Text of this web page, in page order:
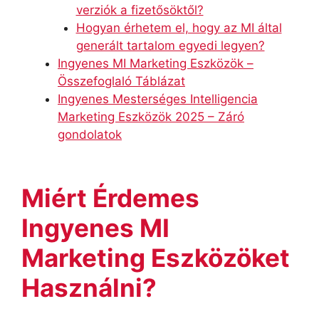
verziók a fizetősöktől?
Hogyan érhetem el, hogy az MI által
generált tartalom egyedi legyen?
Ingyenes MI Marketing Eszközök –
Összefoglaló Táblázat
Ingyenes Mesterséges Intelligencia
Marketing Eszközök 2025 – Záró
gondolatok
Miért Érdemes
Ingyenes MI
Marketing Eszközöket
Használni?